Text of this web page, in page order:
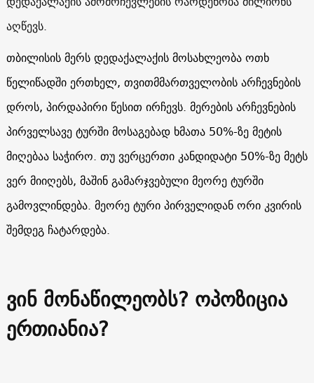
აღწევს.
თბილისის მერს დედაქალაქის მოსახლეობა ოთხ
წელიწადში ერთხელ, თვითმმართველობის არჩევნების
დროს, პირდაპირი წესით ირჩევს. მერების არჩევნების
პირველსავე ტურში მოსაგებად ხმათა 50%-ზე მეტის
მიღებაა საჭირო. თუ ვერცერთი კანდიდატი 50%-ზე მეტს
ვერ მიიღებს, მაშინ გამარჯვებული მეორე ტურში
გამოვლინდება. მეორე ტური პირველიდან ორი კვირის
შემდეგ ჩატარდება.
ვინ მონაწილეობს? ოპოზიცია
ერთიანია?